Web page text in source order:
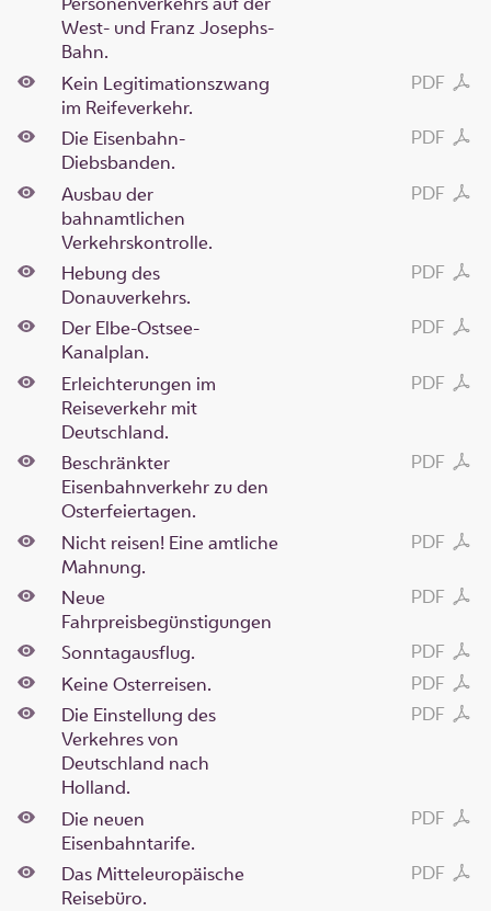
West- und Franz Josephs-
Bahn.
PDF
Kein Legitimationszwang
im Reifeverkehr.
PDF
Die Eisenbahn-
Diebsbanden.
PDF
Ausbau der
bahnamtlichen
Verkehrskontrolle.
PDF
Hebung des
Donauverkehrs.
PDF
Der Elbe-Ostsee-
Kanalplan.
PDF
Erleichterungen im
Reiseverkehr mit
Deutschland.
PDF
Beschränkter
Eisenbahnverkehr zu den
Osterfeiertagen.
PDF
Nicht reisen! Eine amtliche
Mahnung.
PDF
Neue
Fahrpreisbegünstigungen
PDF
Sonntagausflug.
PDF
Keine Osterreisen.
PDF
Die Einstellung des
Verkehres von
Deutschland nach
Holland.
PDF
Die neuen
Eisenbahntarife.
PDF
Das Mitteleuropäische
Reisebüro.